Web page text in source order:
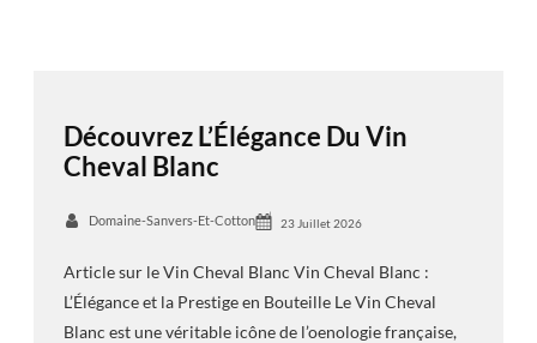
Découvrez L’Élégance Du Vin
Cheval Blanc
Domaine-Sanvers-Et-Cotton 23 Juillet 2026
Article sur le Vin Cheval Blanc Vin Cheval Blanc :
L’Élégance et la Prestige en Bouteille Le Vin Cheval
Blanc est une véritable icône de l’oenologie française,